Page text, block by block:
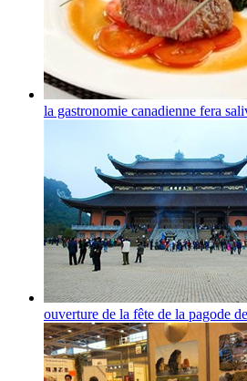
la gastronomie canadienne fera
ouverture de la fête de la pagode